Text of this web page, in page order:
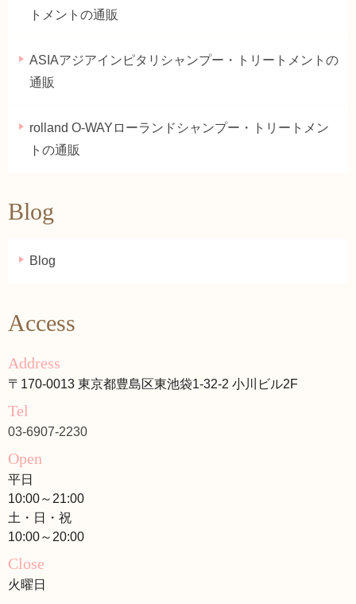
トメントの通販
ASIAアジアインピタリシャンプー・トリートメントの
通販
rolland O-WAYローランドシャンプー・トリートメン
トの通販
Blog
Blog
Access
Address
〒170-0013 東京都豊島区東池袋1-32-2 小川ビル2F
Tel
03-6907-2230
Open
平日
10:00～21:00
土・日・祝
10:00～20:00
Close
火曜日